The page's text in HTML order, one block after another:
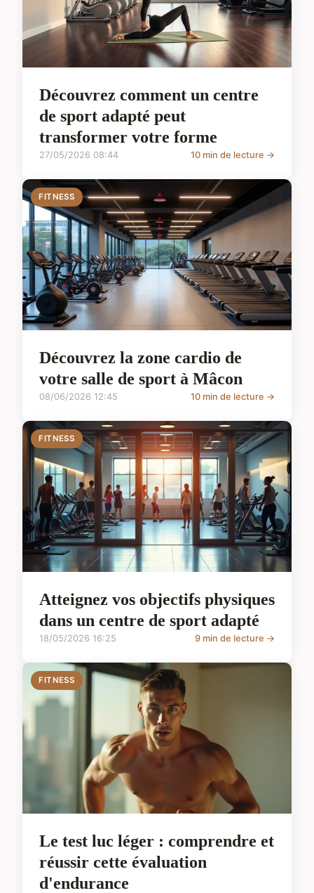
Découvrez comment un centre
de sport adapté peut
transformer votre forme
27/05/2026 08:44 10 min de lecture →
FITNESS
Découvrez la zone cardio de
votre salle de sport à Mâcon
08/06/2026 12:45 10 min de lecture →
FITNESS
Atteignez vos objectifs physiques
dans un centre de sport adapté
18/05/2026 16:25 9 min de lecture →
FITNESS
Le test luc léger : comprendre et
réussir cette évaluation
d'endurance